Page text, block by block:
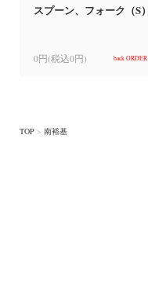
スプーン、フォーク（S）
0円(税込0円) back ORDER
TOP > 南裕基